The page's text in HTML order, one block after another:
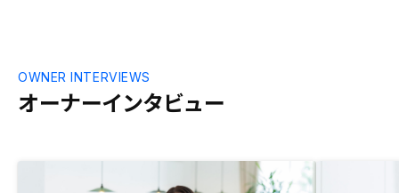
オーナーインタビュー
OWNER INTERVIEWS